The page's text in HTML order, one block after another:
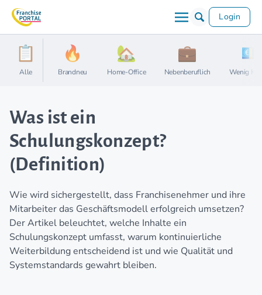
Login
Alle Brandneu Home-Office Nebenberuflich Wenig
Was ist ein
Schulungskonzept?
(Definition)
Wie wird sichergestellt, dass Franchisenehmer und ihre
Mitarbeiter das Geschäftsmodell erfolgreich umsetzen?
Der Artikel beleuchtet, welche Inhalte ein
Schulungskonzept umfasst, warum kontinuierliche
Weiterbildung entscheidend ist und wie Qualität und
Systemstandards gewahrt bleiben.